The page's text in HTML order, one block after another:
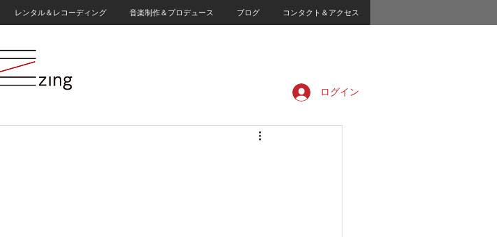
レンタル＆レコーディング 音楽制作＆プロデュース ブログ コンタクト＆アクセス
ログイン